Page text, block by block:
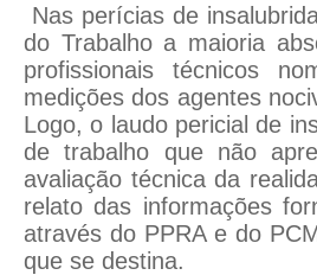
Nas perícias de
do Trabalho a maioria
profissionais técnicos
medições dos agentes
Logo, o laudo pericial de
de trabalho que não
avaliação técnica da
relato das informações
através do PPRA e do
que se destina.